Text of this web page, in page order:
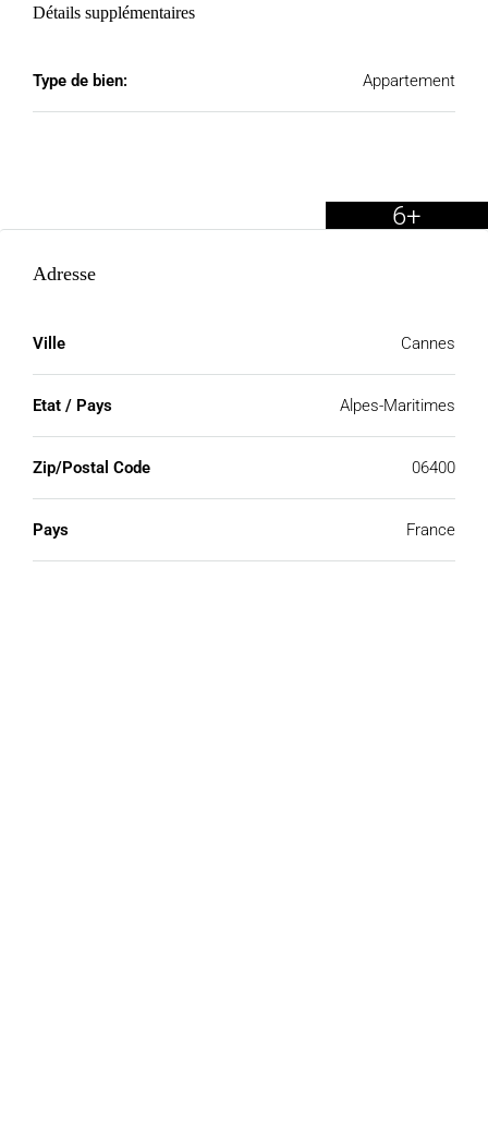
Détails supplémentaires
Type de bien: Appartement
6+
Adresse
Ville Cannes
Etat / Pays Alpes-Maritimes
Zip/Postal Code 06400
Pays France